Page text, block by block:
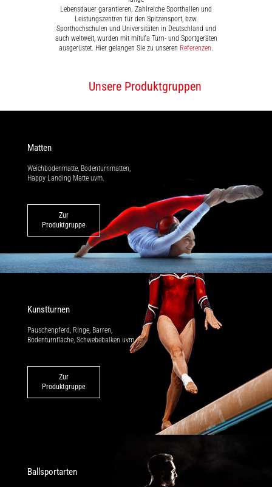
Lebensdauer garantieren. Zahlreiche Sporthallen und
Leistungszentren für den Spitzensport, bzw.
Sporthochschulen und Universitäten in Deutschland und
auch weltweit, wurden mit mitufa Turn- und Sportgeräten
ausgerüstet. Hier gelangen Sie zu unseren Referenzen
Unsere Produktgruppen
Matten
Weichbodenmatte, Bodenturnmatten,
Happy Landing Matte uvm.
Zur
Produktgruppe
Kunstturnen
Pauschenpferd, Ringe, Barren,
Bodenturnfläche, Schwebebalken uvm.
Zur
Produktgruppe
Ballsportarten